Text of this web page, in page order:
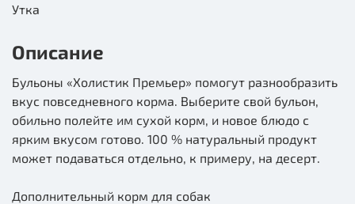
Утка
Описание
Бульоны «Холистик Премьер» помогут разнообразить
вкус повседневного корма. Выберите свой бульон,
обильно полейте им сухой корм, и новое блюдо с
ярким вкусом готово. 100 % натуральный продукт
может подаваться отдельно, к примеру, на десерт.
Дополнительный корм для собак